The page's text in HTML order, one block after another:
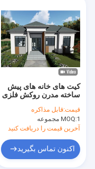
خانه های متحرک پیش
خانه های مدولار پیش
خانه های ییلاقی پیش
خانه های ییلاقی ساحلی
خانه ییلاقی روی آب
ننه خانه استرالیایی
کیت های خانه های پیش
ساخته مدرن روکش فلزی
قیمت:قابل مذاکره
MOQ:1 مجموعه
آخرین قیمت را دریافت کنید
اکنون تماس بگیرید